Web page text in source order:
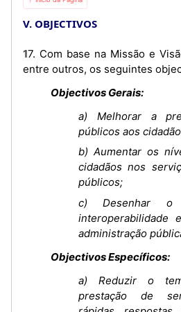
V. OBJECTIVOS
17. Com base na Missão e Visão, o SIMPLIFICA visa,
entre outros, os seguintes
Objectivos Gerais:
a) Melhorar a
públicos aos
b) Aumentar os
cidadãos nos
públicos;
c) Desenhar o
interoperabilidade
administração
Objectivos Específicos:
a) Reduzir o
prestação de